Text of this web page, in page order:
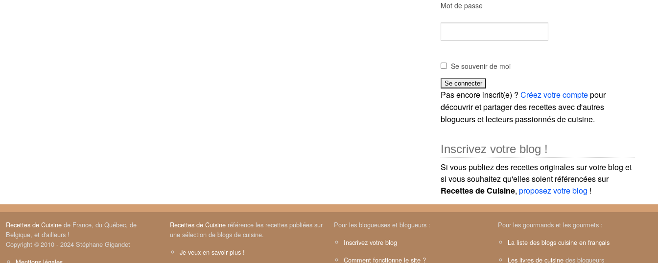
Mot de passe
Se souvenir de moi
Pas encore inscrit(e) ?Créez votre comptepour
découvrir et partager des recettes avec d'autres
blogueurs et lecteurs passionnés de cuisine.
Inscrivez votre blog !
Si vous publiez des recettes originales sur votre blog et
si vous souhaitez qu'elles soient référencées sur
Recettes de Cuisine,proposez votre blog !
Recettes de Cuisine de France, du Québec, de
Belgique, et d'ailleurs !
Copyright © 2010 - 2024 Stéphane Gigandet
Recettes de Cuisine référence les recettes publiées sur
une sélection de blogs de cuisine.
Je veux en savoir plus !
Pour les blogueuses et blogueurs :
Inscrivez votre blog
Comment fonctionne le site ?
Pour les gourmands et les gourmets :
La liste des blogs cuisine en français
Les livres de cuisine des blogueurs